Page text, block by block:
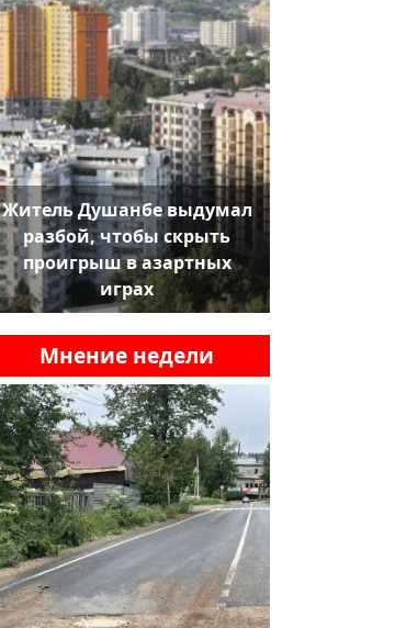
Житель Душанбе выдумал
разбой, чтобы скрыть
проигрыш в азартных
играх
Мнение недели